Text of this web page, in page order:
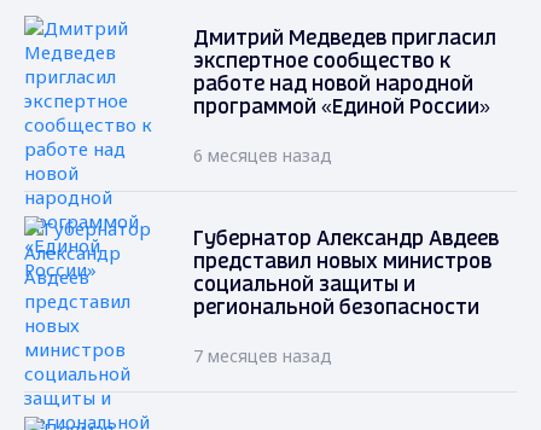
Дмитрий Медведев пригласил
экспертное сообщество к
работе над новой народной
программой «Единой России»
6 месяцев назад
Губернатор Александр Авдеев
представил новых министров
социальной защиты и
региональной безопасности
7 месяцев назад